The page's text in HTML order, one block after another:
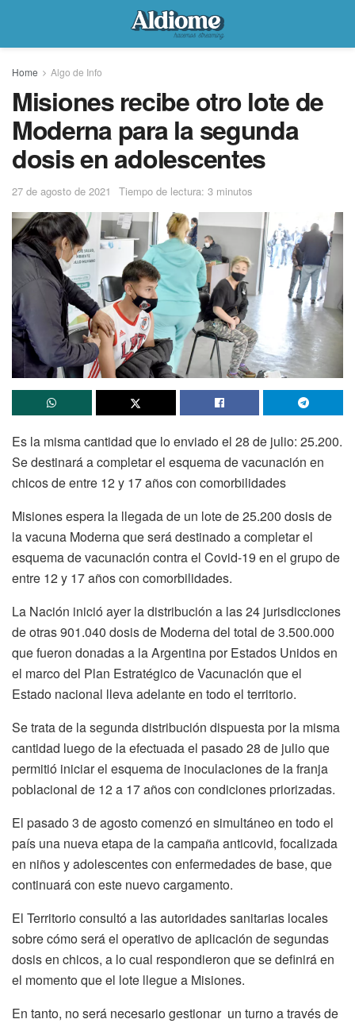
Home Algo de Info
Misiones recibe otro lote de
Moderna para la segunda
dosis en adolescentes
27 de agosto de 2021 Tiempo de lectura: 3 minutos
Es la misma cantidad que lo enviado el 28 de julio: 25.200.
Se destinará a completar el esquema de vacunación en
chicos de entre 12 y 17 años con comorbilidades
Misiones espera la llegada de un lote de 25.200 dosis de
la vacuna Moderna que será destinado a completar el
esquema de vacunación contra el Covid-19 en el grupo de
entre 12 y 17 años con comorbilidades.
La Nación inició ayer la distribución a las 24 jurisdicciones
de otras 901.040 dosis de Moderna del total de 3.500.000
que fueron donadas a la Argentina por Estados Unidos en
el marco del Plan Estratégico de Vacunación que el
Estado nacional lleva adelante en todo el territorio.
Se trata de la segunda distribución dispuesta por la misma
cantidad luego de la efectuada el pasado 28 de julio que
permitió iniciar el esquema de inoculaciones de la franja
poblacional de 12 a 17 años con condiciones priorizadas.
El pasado 3 de agosto comenzó en simultáneo en todo el
país una nueva etapa de la campaña anticovid, focalizada
en niños y adolescentes con enfermedades de base, que
continuará con este nuevo cargamento.
El Territorio consultó a las autoridades sanitarias locales
sobre cómo será el operativo de aplicación de segundas
dosis en chicos, a lo cual respondieron que se definirá en
el momento que el lote llegue a Misiones.
En tanto, no será necesario gestionar un turno a través de